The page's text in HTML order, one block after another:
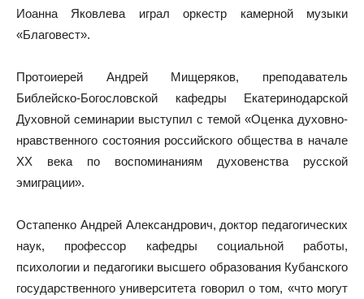
Иоанна Яковлева играл оркестр камерной музыки
«Благовест».
Протоиерей Андрей Мищеряков, преподаватель
Библейско-Богословской кафедры Екатеринодарской
Духовной семинарии выступил с темой «Оценка духовно-
нравственного состояния российского общества в начале
XX века по воспоминаниям духовенства русской
эмиграции».
Остапенко Андрей Александрович, доктор педагогических
наук, профессор кафедры социальной работы,
психологии и педагогики высшего образования Кубанского
государственного университета говорил о том, «что могут